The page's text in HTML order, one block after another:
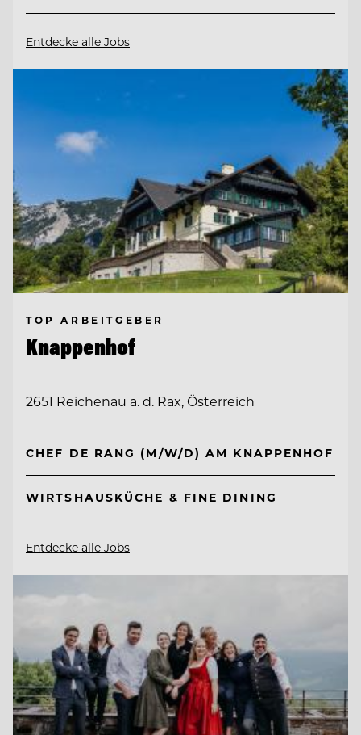
Entdecke alle Jobs
TOP ARBEITGEBER
Knappenhof
2651 Reichenau a. d. Rax, Österreich
CHEF DE RANG (M/W/D) AM KNAPPENHOF
WIRTSHAUSKÜCHE & FINE DINING
Entdecke alle Jobs